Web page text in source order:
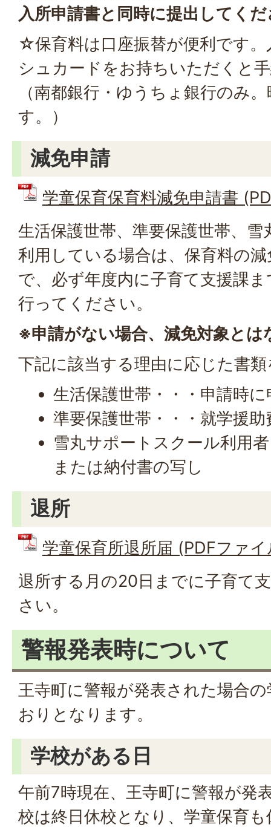
入所申請書と同時に提出してく
☆保育料は口座振替が便利です
シュカードをお持ちいただくと
（南都銀行・ゆうちょ銀行のみ
す。）
減免申請
学童保育保育料減免申請書
生活保護世帯、準要保護世帯、
利用している場合は、保育料の
で、必ず年度内に子育て支援課
行ってください。
※申請がない場合、減免対象とは
下記に該当する理由に応じた書
生活保護世帯・・・申請時
準要保護世帯・・・就学援
雪丸サポートスクール利用
または納付書の写し
退所
学童保育所退所届 (PDFファ
退所する月の20日までに子育て
さい。
警報発表時について
王寺町に警報が発表された場合
おりとなります。
学校がある日
午前7時現在、王寺町に警報が発
校は終日休校となり、学童保育